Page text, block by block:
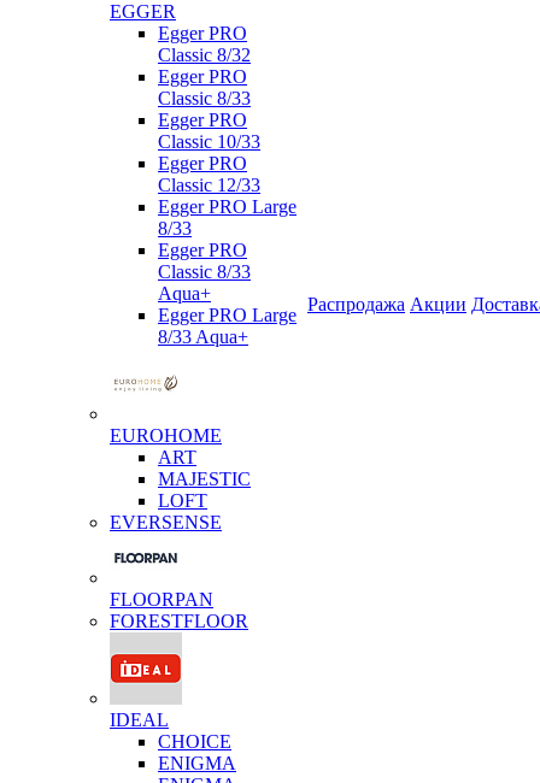
EGGER
Egger PRO
Classic 8/32
Egger PRO
Classic 8/33
Egger PRO
Classic 10/33
Egger PRO
Classic 12/33
Egger PRO Large
8/33
Egger PRO
Classic 8/33
Aqua+
Egger PRO Large
8/33 Aqua+
EUROHOME
ART
MAJESTIC
LOFT
EVERSENSE
FLOORPAN
FORESTFLOOR
IDEAL
CHOICE
ENIGMA
Распродажа Акции